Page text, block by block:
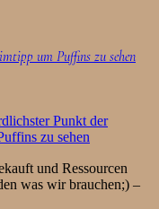
um Puffins zu sehen
und Ressourcen
was wir brauchen;) –